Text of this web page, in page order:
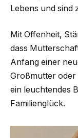
Lebens und sind
Mit Offenheit,
dass
Anfang einer
Großmutter oder
ein leuchtendes
Familienglück.